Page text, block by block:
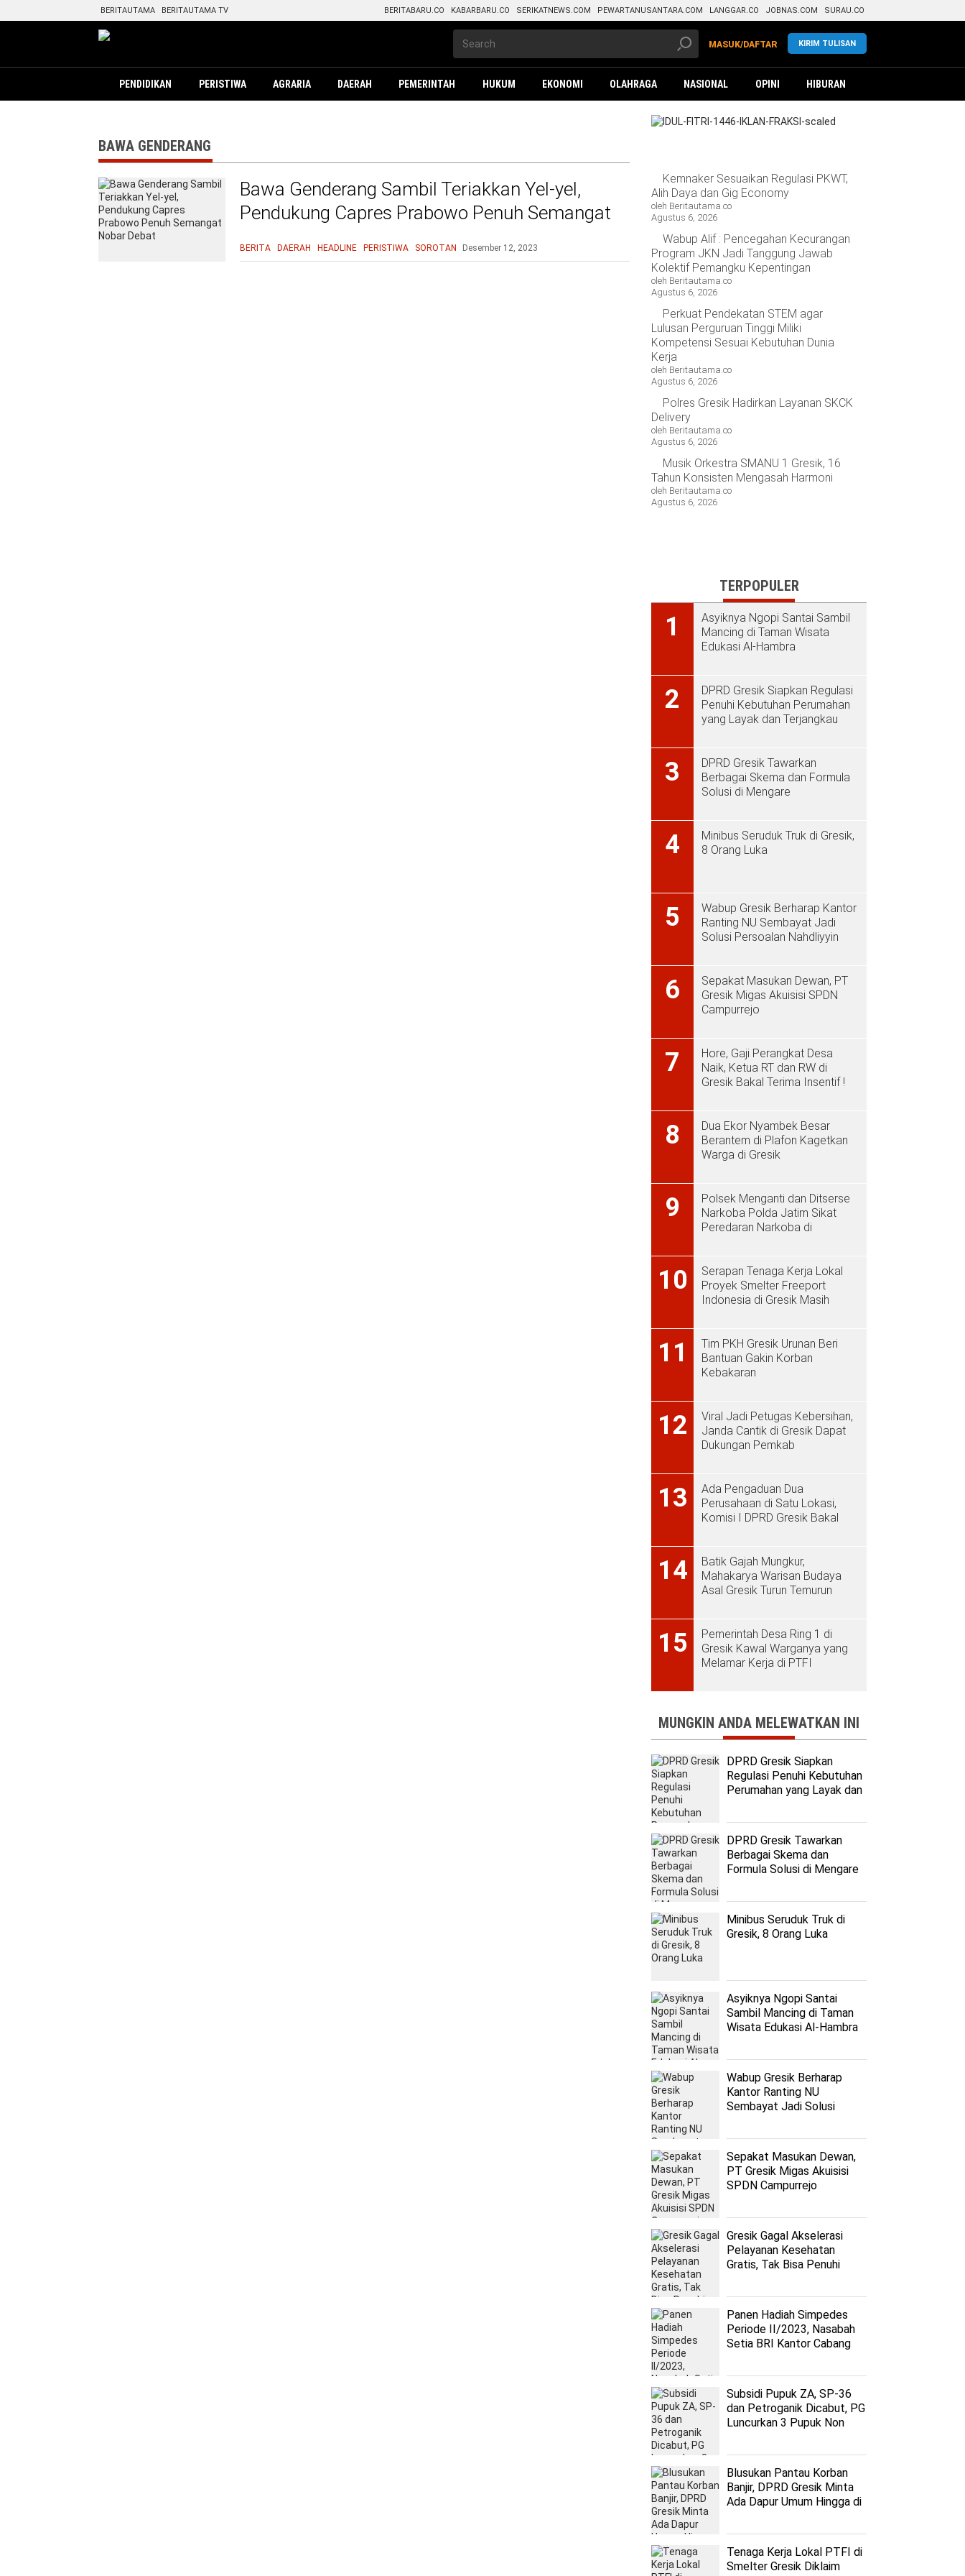
BERITAUTAMA BERITAUTAMA TV BERITABARU.CO KABARBARU.CO SERIKATNEWS.COM PEWARTANUSANTARA.COM LANGGAR.CO JOBNAS.COM SURAU.CO
KIRIM TULISAN
MASUK/DAFTAR
PENDIDIKAN PERISTIWA AGRARIA DAERAH PEMERINTAH HUKUM EKONOMI OLAHRAGA NASIONAL OPINI HIBURAN
BAWA GENDERANG
Bawa Genderang Sambil Teriakkan Yel-yel,
Pendukung Capres Prabowo Penuh Semangat
BERITA DAERAH HEADLINE PERISTIWA SOROTAN Desember 12, 2023
Kemnaker Sesuaikan Regulasi PKWT,
Alih Daya dan Gig Economy
oleh Beritautama.co
Agustus 6, 2026
Wabup Alif : Pencegahan Kecurangan
Program JKN Jadi Tanggung Jawab
Kolektif Pemangku Kepentingan
oleh Beritautama.co
Agustus 6, 2026
Perkuat Pendekatan STEM agar
Lulusan Perguruan Tinggi Miliki
Kompetensi Sesuai Kebutuhan Dunia
Kerja
oleh Beritautama.co
Agustus 6, 2026
Polres Gresik Hadirkan Layanan SKCK
Delivery
oleh Beritautama.co
Agustus 6, 2026
Musik Orkestra SMANU 1 Gresik, 16
Tahun Konsisten Mengasah Harmoni
oleh Beritautama.co
Agustus 6, 2026
TERPOPULER
1
Asyiknya Ngopi Santai Sambil
Mancing di Taman Wisata
Edukasi Al-Hambra
2
DPRD Gresik Siapkan Regulasi
Penuhi Kebutuhan Perumahan
yang Layak dan Terjangkau
3
DPRD Gresik Tawarkan
Berbagai Skema dan Formula
Solusi di Mengare
4
Minibus Seruduk Truk di Gresik,
8 Orang Luka
5
Wabup Gresik Berharap Kantor
Ranting NU Sembayat Jadi
Solusi Persoalan Nahdliyyin
6
Sepakat Masukan Dewan, PT
Gresik Migas Akuisisi SPDN
Campurrejo
7
Hore, Gaji Perangkat Desa
Naik, Ketua RT dan RW di
Gresik Bakal Terima Insentif !
8
Dua Ekor Nyambek Besar
Berantem di Plafon Kagetkan
Warga di Gresik
9
Polsek Menganti dan Ditserse
Narkoba Polda Jatim Sikat
Peredaran Narkoba di
10
Serapan Tenaga Kerja Lokal
Proyek Smelter Freeport
Indonesia di Gresik Masih
11
Tim PKH Gresik Urunan Beri
Bantuan Gakin Korban
Kebakaran
12
Viral Jadi Petugas Kebersihan,
Janda Cantik di Gresik Dapat
Dukungan Pemkab
13
Ada Pengaduan Dua
Perusahaan di Satu Lokasi,
Komisi I DPRD Gresik Bakal
14
Batik Gajah Mungkur,
Mahakarya Warisan Budaya
Asal Gresik Turun Temurun
15
Pemerintah Desa Ring 1 di
Gresik Kawal Warganya yang
Melamar Kerja di PTFI
MUNGKIN ANDA MELEWATKAN INI
DPRD Gresik Siapkan
Regulasi Penuhi Kebutuhan
Perumahan yang Layak dan
DPRD Gresik Tawarkan
Berbagai Skema dan
Formula Solusi di Mengare
Minibus Seruduk Truk di
Gresik, 8 Orang Luka
Asyiknya Ngopi Santai
Sambil Mancing di Taman
Wisata Edukasi Al-Hambra
Wabup Gresik Berharap
Kantor Ranting NU
Sembayat Jadi Solusi
Sepakat Masukan Dewan,
PT Gresik Migas Akuisisi
SPDN Campurrejo
Gresik Gagal Akselerasi
Pelayanan Kesehatan
Gratis, Tak Bisa Penuhi
Panen Hadiah Simpedes
Periode II/2023, Nasabah
Setia BRI Kantor Cabang
Pulang New Suzuki Ertiga
Subsidi Pupuk ZA, SP-36
dan Petroganik Dicabut, PG
Luncurkan 3 Pupuk Non
Blusukan Pantau Korban
Banjir, DPRD Gresik Minta
Ada Dapur Umum Hingga di
Tenaga Kerja Lokal PTFI di
Smelter Gresik Diklaim